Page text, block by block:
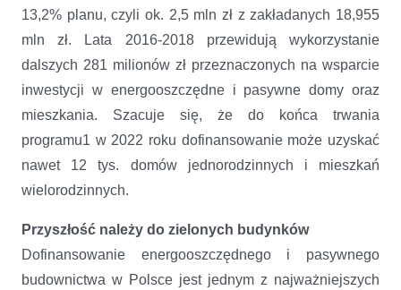
13,2% planu, czyli ok. 2,5 mln zł z zakładanych 18,955
mln zł. Lata 2016-2018 przewidują wykorzystanie
dalszych 281 milionów zł przeznaczonych na wsparcie
inwestycji w energooszczędne i pasywne domy oraz
mieszkania. Szacuje się, że do końca trwania
programu1 w 2022 roku dofinansowanie może uzyskać
nawet 12 tys. domów jednorodzinnych i mieszkań
wielorodzinnych.
Przyszłość należy do zielonych budynków
Dofinansowanie energooszczędnego i pasywnego
budownictwa w Polsce jest jednym z najważniejszych